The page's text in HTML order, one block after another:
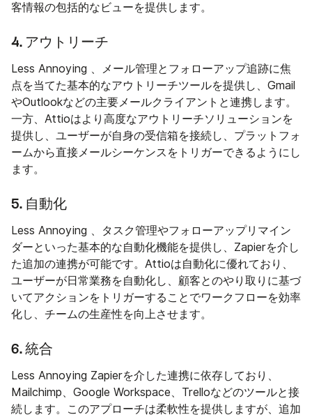
客情報の包括的なビューを提供します。
4. アウトリーチ
Less Annoying 、メール管理とフォローアップ追跡に焦
点を当てた基本的なアウトリーチツールを提供し、Gmail
やOutlookなどの主要メールクライアントと連携します。
一方、Attioはより高度なアウトリーチソリューションを
提供し、ユーザーが自身の受信箱を接続し、プラットフォ
ームから直接メールシーケンスをトリガーできるようにし
ます。
5. 自動化
Less Annoying 、タスク管理やフォローアップリマイン
ダーといった基本的な自動化機能を提供し、Zapierを介し
た追加の連携が可能です。Attioは自動化に優れており、
ユーザーが日常業務を自動化し、顧客とのやり取りに基づ
いてアクションをトリガーすることでワークフローを効率
化し、チームの生産性を向上させます。
6. 統合
Less Annoying Zapierを介した連携に依存しており、
Mailchimp、Google Workspace、Trelloなどのツールと接
続します。このアプローチは柔軟性を提供しますが、追加